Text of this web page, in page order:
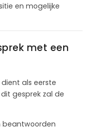
en mogelijke
met een
als eerste
gesprek zal de
beantwoorden